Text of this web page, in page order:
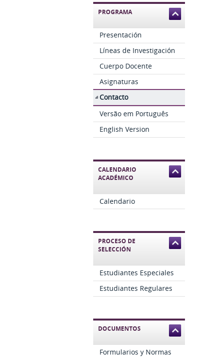
PROGRAMA
Presentación
Líneas de Investigación
Cuerpo Docente
Asignaturas
Contacto
Versão em Português
English Version
CALENDARIO
ACADÉMICO
Calendario
PROCESO DE
SELECCIÓN
Estudiantes Especiales
Estudiantes Regulares
DOCUMENTOS
Formularios y Normas